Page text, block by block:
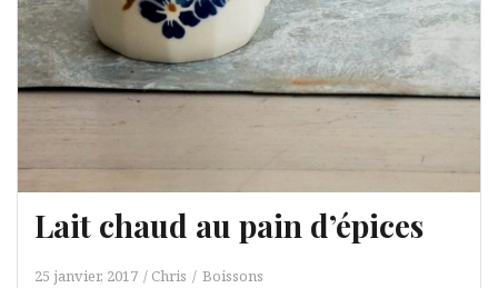
Lait chaud au pain d’épices
25 janvier, 2017 Chris Boissons